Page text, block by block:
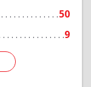
50
9
Подробнее